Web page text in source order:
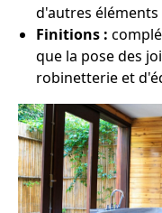
d'autres
Finitions :
que la pose des
robinetterie et